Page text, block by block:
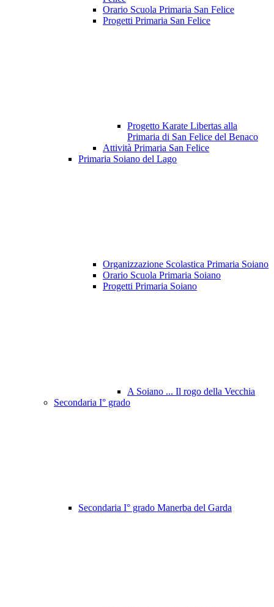
Orario Scuola Primaria San Felice
Progetti Primaria San Felice
Progetto Karate Libertas alla
Primaria di San Felice del Benaco
Attività Primaria San Felice
Primaria Soiano del Lago
Organizzazione Scolastica Primaria Soiano
Orario Scuola Primaria Soiano
Progetti Primaria Soiano
A Soiano ... Il rogo della Vecchia
Secondaria I° grado
Secondaria I° grado Manerba del Garda